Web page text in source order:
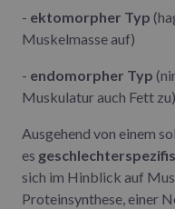
- ektomorpher Typ
Muskelmasse auf)
- endomorpher Typ
Muskulatur auch Fett zu)
Ausgehend von einem
es
sich im Hinblick auf
Proteinsynthese, einer